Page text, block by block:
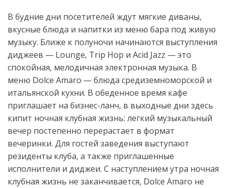
В будние дни посетителей ждут мягкие диваны,
вкусные блюда и напитки из меню бара под живую
музыку. Ближе к полуночи начинаются выступления
диджеев — Lounge, Trip Hop и Acid Jazz — это
спокойная, мелодичная электронная музыка. В
меню Dolce Amaro — блюда средиземноморской и
итальянской кухни. В обеденное время кафе
приглашает на бизнес-ланч, в выходные дни здесь
кипит ночная клубная жизнь: легкий музыкальный
вечер постепенно перерастает в формат
вечеринки. Для гостей заведения выступают
резиденты клуба, а также приглашенные
исполнители и диджеи. С наступлением утра ночная
клубная жизнь не заканчивается, Dolce Amaro не